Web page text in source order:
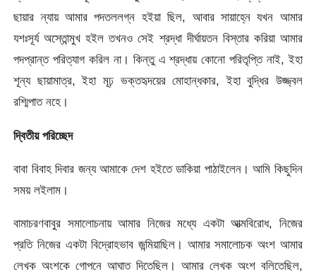
ছায়ার ন্যায় আমার পদতললগ্ন হইয়া ছিল, আবার সায়াহ্নে যখন আমার
যশঃসূর্য অস্তোন্মুখ হইল তখনও সেই শ্রদ্ধা দীর্ঘায়তন বিস্তার করিয়া আমার
পদপ্রান্ত পরিত্যাগ করিল না। কিন্তু এ শ্রদ্ধায় কোনাে পরিতৃপ্তি নাই, ইহা
শূন্য ছায়ামাত্র, ইহা মূঢ় ভক্তহৃদয়ের মােহান্ধকার, ইহা বুদ্ধির উজ্জ্বল
রশ্মিপাত নহে।
দ্বিতীয় পরিচ্ছেদ
বাবা বিবাহ দিবার জন্য আমাকে দেশ হইতে ডাকিয়া পাঠাইলেন। আমি কিছুদিন
সময় লইলাম।
বামাচরণবাবুর সমালােচনায় আমার নিজের মধ্যে একটা আত্মবিরােধ, নিজের
প্রতি নিজের একটা বিদ্রোহভাব জন্মিয়াছিল। আমার সমালােচক অংশ আমার
লেখক অংশকে গােপনে আঘাত দিতেছিল। আমার লেখক অংশ বলিতেছিল,